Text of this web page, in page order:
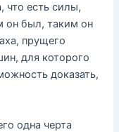
что есть силы,
он был, таким он
прущего
для которого
доказать,
одна черта